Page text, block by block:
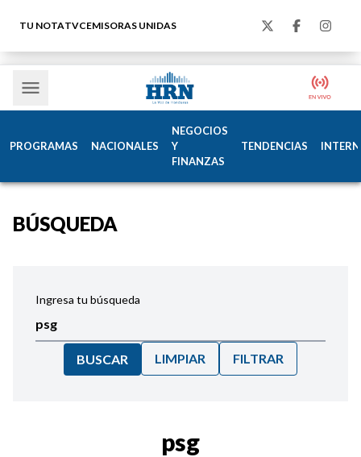
TU NOTATVCEMISORAS UNIDAS
PROGRAMAS NACIONALES
NEGOCIOS
Y
FINANZAS
TENDENCIAS
BÚSQUEDA
Ingresa tu búsqueda
BUSCAR LIMPIAR FILTRAR
psg